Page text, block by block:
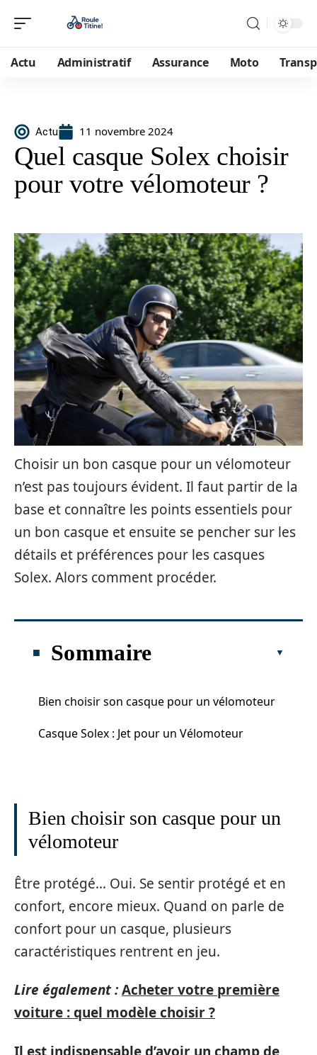
Actu Administratif Assurance Moto
Actu 11 novembre 2024
Quel casque Solex choisir
pour votre vélomoteur ?
Choisir un bon casque pour un vélomoteur
n’est pas toujours évident. Il faut partir de la
base et connaître les points essentiels pour
un bon casque et ensuite se pencher sur les
détails et préférences pour les casques
Solex. Alors comment procéder.
Sommaire
Bien choisir son casque pour un vélomoteur
Casque Solex : Jet pour un Vélomoteur
Bien choisir son casque pour un
vélomoteur
Être protégé… Oui. Se sentir protégé et en
confort, encore mieux. Quand on parle de
confort pour un casque, plusieurs
caractéristiques rentrent en jeu.
Lire également :Acheter votre première
voiture : quel modèle choisir ?
Il est indispensable d’avoir un champ de